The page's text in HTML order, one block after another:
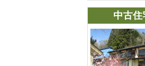
中古住